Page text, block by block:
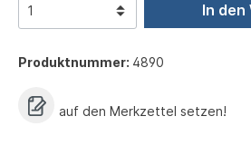
In den
Produktnummer: 4890
auf den Merkzettel setzen!